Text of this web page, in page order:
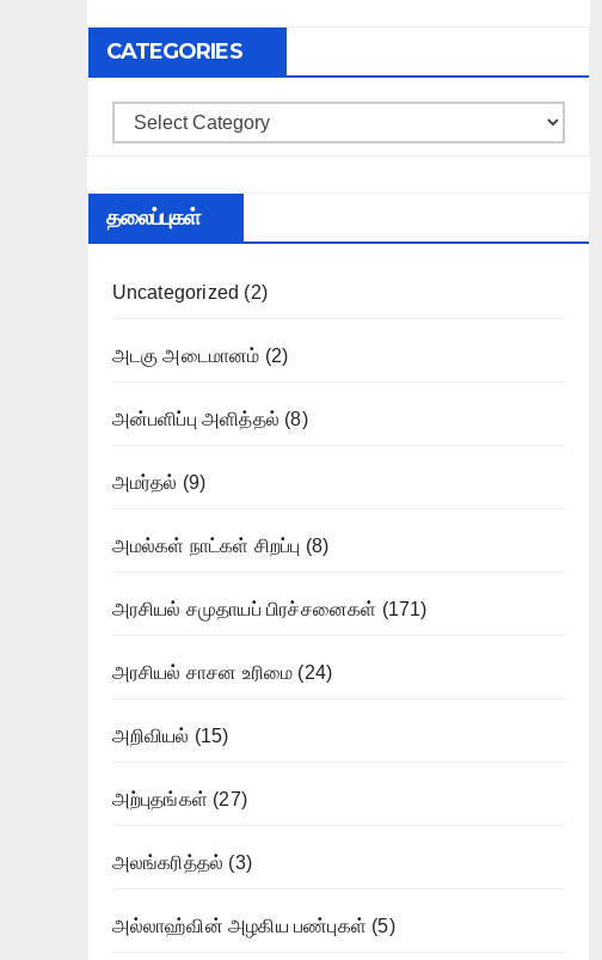
CATEGORIES
Categories
தலைப்புகள்
Uncategorized (2)
அடகு அடைமானம் (2)
அன்பளிப்பு அளித்தல் (8)
அமர்தல் (9)
அமல்கள் நாட்கள் சிறப்பு (8)
அரசியல் சமுதாயப் பிரச்சனைகள் (171)
அரசியல் சாசன உரிமை (24)
அறிவியல் (15)
அற்புதங்கள் (27)
அலங்கரித்தல் (3)
அல்லாஹ்வின் அழகிய பண்புகள் (5)